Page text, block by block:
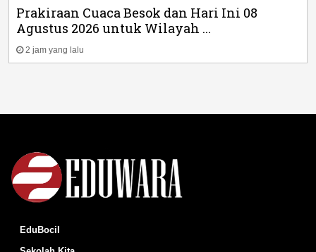
Prakiraan Cuaca Besok dan Hari Ini 08
Agustus 2026 untuk Wilayah ...
2 jam yang lalu
EduBocil